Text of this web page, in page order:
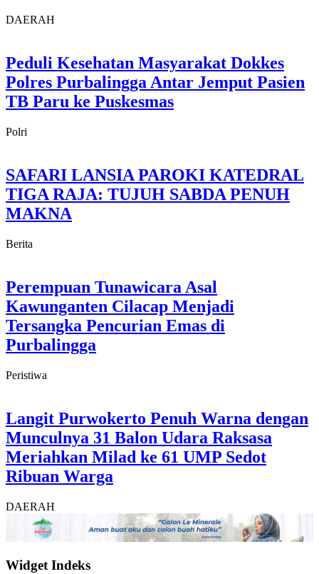
DAERAH
Peduli Kesehatan Masyarakat Dokkes
Polres Purbalingga Antar Jemput Pasien
TB Paru ke Puskesmas
Polri
SAFARI LANSIA PAROKI KATEDRAL
TIGA RAJA: TUJUH SABDA PENUH
MAKNA
Berita
Perempuan Tunawicara Asal
Kawunganten Cilacap Menjadi
Tersangka Pencurian Emas di
Purbalingga
Peristiwa
Langit Purwokerto Penuh Warna dengan
Munculnya 31 Balon Udara Raksasa
Meriahkan Milad ke 61 UMP Sedot
Ribuan Warga
DAERAH
Widget Indeks